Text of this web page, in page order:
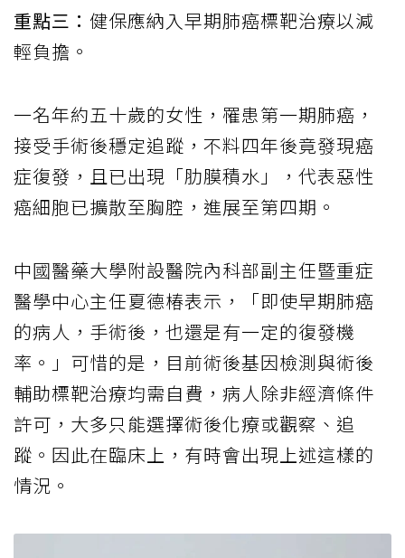
重點三： 健保應納入早期肺癌標靶治療以減
輕負擔。
一名年約五十歲的女性，罹患第一期肺癌，
接受手術後穩定追蹤，不料四年後竟發現癌
症復發，且已出現「肋膜積水」，代表惡性
癌細胞已擴散至胸腔，進展至第四期。
中國醫藥大學附設醫院內科部副主任暨重症
醫學中心主任夏德椿表示，「即使早期肺癌
的病人，手術後，也還是有一定的復發機
率。」可惜的是，目前術後基因檢測與術後
輔助標靶治療均需自費，病人除非經濟條件
許可，大多只能選擇術後化療或觀察、追
蹤。因此在臨床上，有時會出現上述這樣的
情況。